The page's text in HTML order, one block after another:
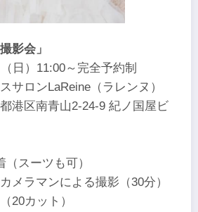
影会」
日）11:00～完全予約制
サロンLaReine（ラレンヌ）
青山2-24-9 紀ノ国屋ビ
スーツも可）
メラマンによる撮影（30分）
20カット）